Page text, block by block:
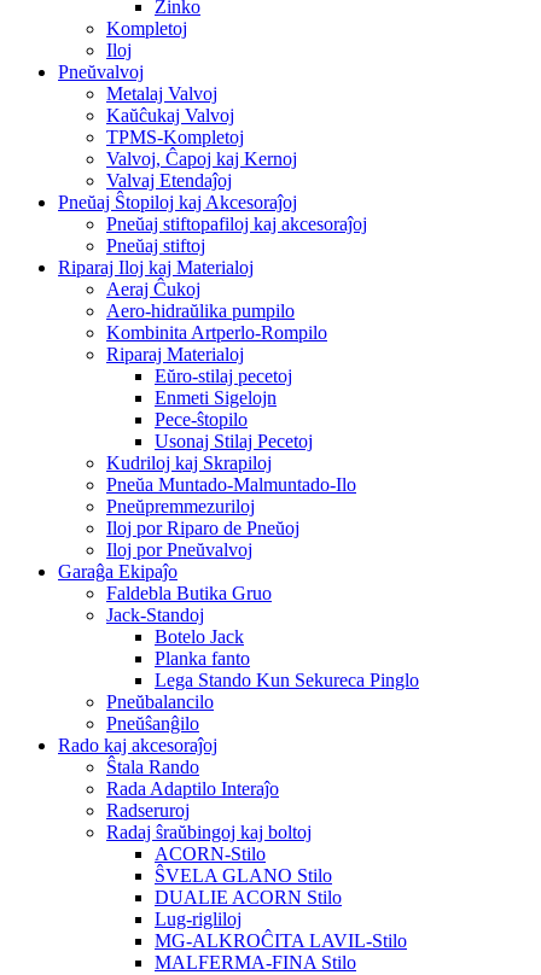
Zinko
Kompletoj
Iloj
Pneŭvalvoj
Metalaj Valvoj
Kaŭĉukaj Valvoj
TPMS-Kompletoj
Valvoj, Ĉapoj kaj Kernoj
Valvaj Etendaĵoj
Pneŭaj Ŝtopiloj kaj Akcesoraĵoj
Pneŭaj stiftopafiloj kaj akcesoraĵoj
Pneŭaj stiftoj
Riparaj Iloj kaj Materialoj
Aeraj Ĉukoj
Aero-hidraŭlika pumpilo
Kombinita Artperlo-Rompilo
Riparaj Materialoj
Eŭro-stilaj pecetoj
Enmeti Sigelojn
Pece-ŝtopilo
Usonaj Stilaj Pecetoj
Kudriloj kaj Skrapiloj
Pneŭa Muntado-Malmuntado-Ilo
Pneŭpremmezuriloj
Iloj por Riparo de Pneŭoj
Iloj por Pneŭvalvoj
Garaĝa Ekipaĵo
Faldebla Butika Gruo
Jack-Standoj
Botelo Jack
Planka fanto
Lega Stando Kun Sekureca Pinglo
Pneŭbalancilo
Pneŭŝanĝilo
Rado kaj akcesoraĵoj
Ŝtala Rando
Rada Adaptilo Interaĵo
Radseruroj
Radaj ŝraŭbingoj kaj boltoj
ACORN-Stilo
ŜVELA GLANO Stilo
DUALIE ACORN Stilo
Lug-rigliloj
MG-ALKROĈITA LAVIL-Stilo
MALFERMA-FINA Stilo